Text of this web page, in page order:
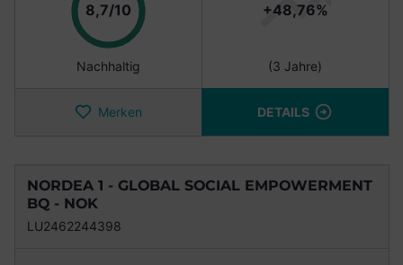
8,7/10Punkte
Nachhaltig
+48,76%
(3 Jahre)
Merken DETAILS
NORDEA 1 - GLOBAL SOCIAL EMPOWERMENT
BQ - NOK
LU2462244398